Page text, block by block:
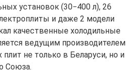
установок (30−400 л), 26
и даже 2 модели
качественные холодильные
ведущим производителем
не только в Беларуси, но и
Союза.